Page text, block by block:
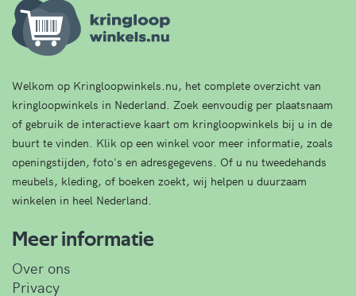
Welkom op Kringloopwinkels.nu, het complete overzicht van
kringloopwinkels in Nederland. Zoek eenvoudig per plaatsnaam
of gebruik de interactieve kaart om kringloopwinkels bij u in de
buurt te vinden. Klik op een winkel voor meer informatie, zoals
openingstijden, foto's en adresgegevens. Of u nu tweedehands
meubels, kleding, of boeken zoekt, wij helpen u duurzaam
winkelen in heel Nederland.
Meer informatie
Over ons
Privacy